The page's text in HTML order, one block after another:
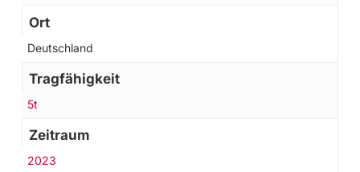
Ort
Deutschland
Tragfähigkeit
5t
Zeitraum
2023